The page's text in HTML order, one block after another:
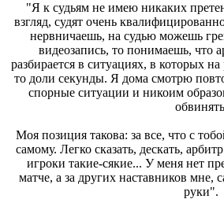
"Я к судьям не имею никаких
взгляд, судят очень
нервничаешь, на судью можешь
видеозапись, то понимаешь, что
разбирается в ситуациях, в которых
то доли секунды. Я дома смотрю
спорные ситуации и никоим
Моя позиция такова: за все, что с
самому. Легко сказать, дескать,
игроки такие-сякие... У меня нет
матче, а за других наставников мне,
руки".